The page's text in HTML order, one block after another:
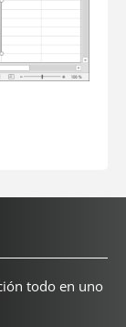
todo en uno